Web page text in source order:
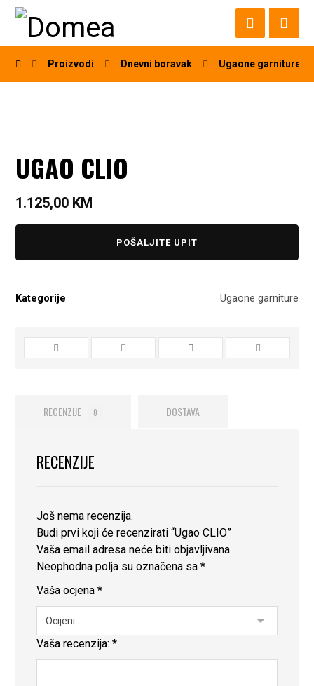
Proizvodi Dnevni boravak Ugaone garniture
UGAO CLIO
1.125,00 KM
POŠALJITE UPIT
Kategorije Ugaone garniture
RECENZIJE 0 DOSTAVA
RECENZIJE
Još nema recenzija.
Budi prvi koji će recenzirati “Ugao CLIO”
Vaša email adresa neće biti objavljivana.
Neophodna polja su označena sa*
Vaša ocjena*
Vaša recenzija:*